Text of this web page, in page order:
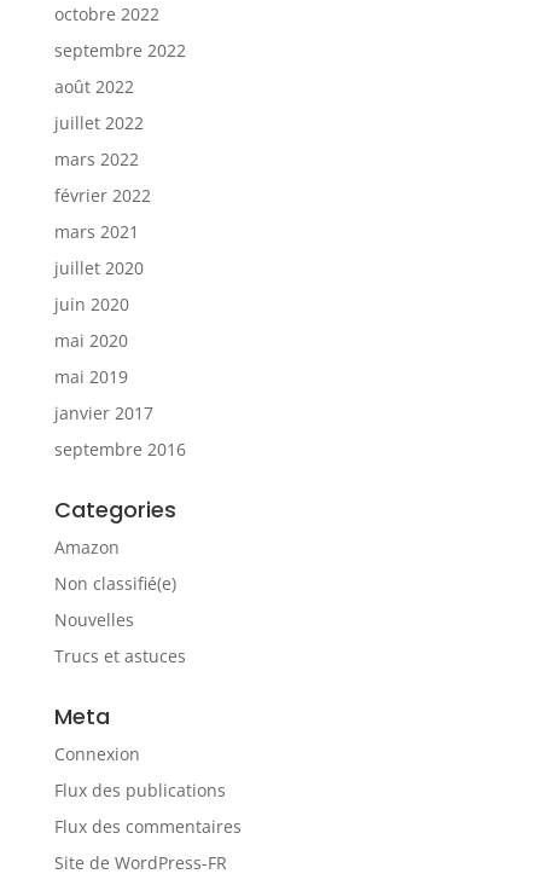
octobre 2022
septembre 2022
août 2022
juillet 2022
mars 2022
février 2022
mars 2021
juillet 2020
juin 2020
mai 2020
mai 2019
janvier 2017
septembre 2016
Categories
Amazon
Non classifié(e)
Nouvelles
Trucs et astuces
Meta
Connexion
Flux des publications
Flux des commentaires
Site de WordPress-FR